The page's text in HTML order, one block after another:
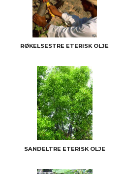
RØKELSESTRE ETERISK OLJE
SANDELTRE ETERISK OLJE